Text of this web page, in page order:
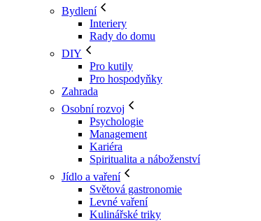
Bydlení
Interiery
Rady do domu
DIY
Pro kutily
Pro hospodyňky
Zahrada
Osobní rozvoj
Psychologie
Management
Kariéra
Spiritualita a náboženství
Jídlo a vaření
Světová gastronomie
Levné vaření
Kulinářské triky